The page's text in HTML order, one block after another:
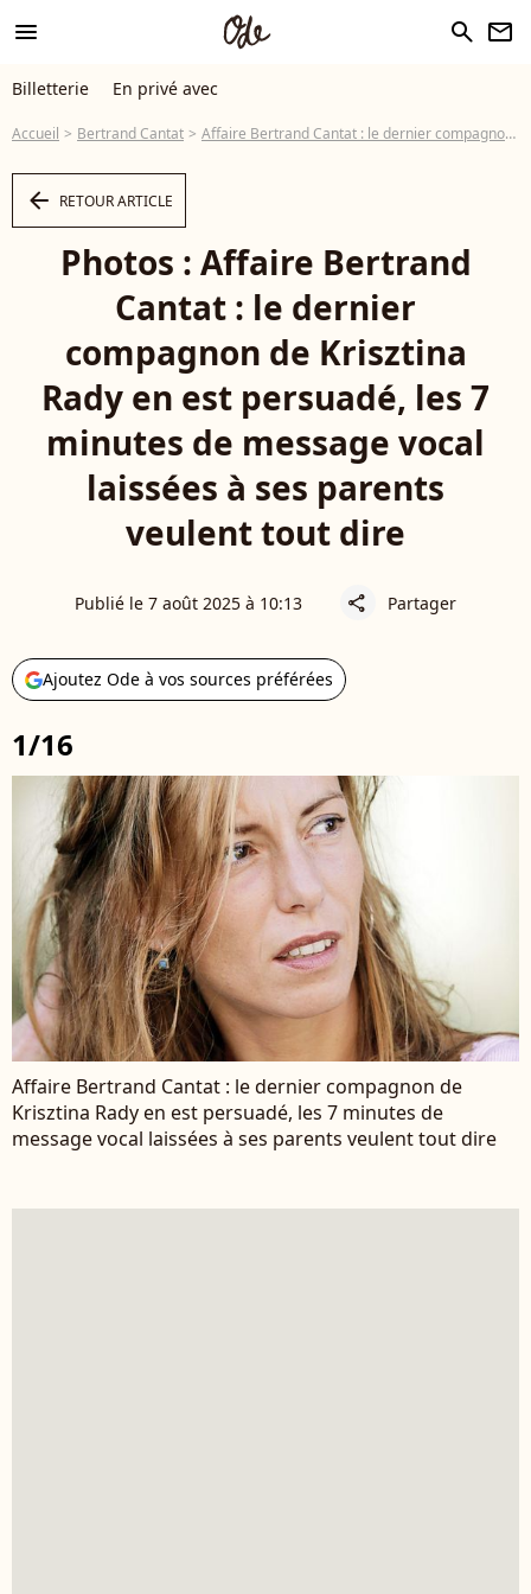
menu search newsletter
Billetterie En privé avec
Accueil Bertrand Cantat Affaire Bertrand Cantat : le dernier compagnon de Krisztina Rady en est persuadé, les 7 minutes de message vocal laissées à ses parents veulent tout dire
arrow_left RETOUR ARTICLE
Photos : Affaire Bertrand
Cantat : le dernier
compagnon de Krisztina
Rady en est persuadé, les 7
minutes de message vocal
laissées à ses parents
veulent tout dire
Publié le 7 août 2025 à 10:13 share Partager
Ajoutez Ode à vos sources préférées
1/16
Affaire Bertrand Cantat : le dernier compagnon de
Krisztina Rady en est persuadé, les 7 minutes de
message vocal laissées à ses parents veulent tout dire